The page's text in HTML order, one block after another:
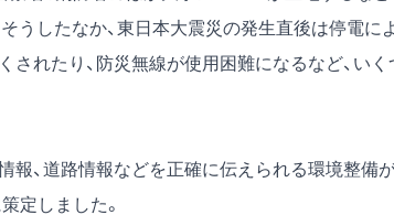
うしたなか、東日本大震災の発生直後は停電に
れたり、防災無線が使用困難になるなど、いく
、道路情報などを正確に伝えられる環境整備
定しました。